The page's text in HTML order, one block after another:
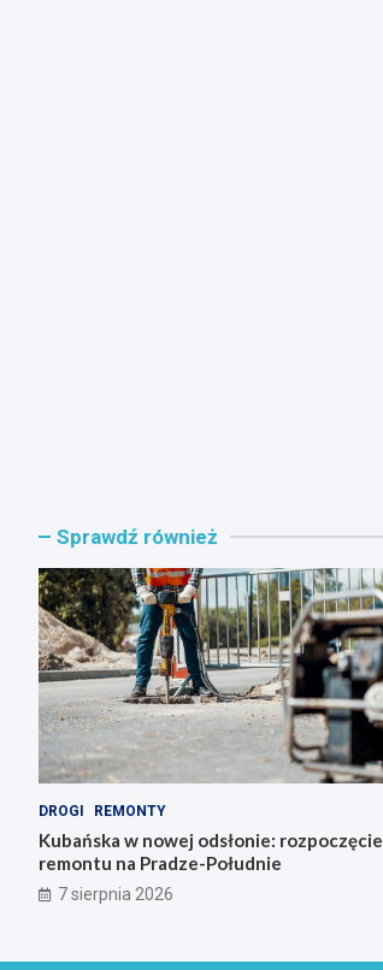
Sprawdź również
DROGI REMONTY
Kubańska w nowej odsłonie: rozpoczęcie
remontu na Pradze-Południe
7 sierpnia 2026